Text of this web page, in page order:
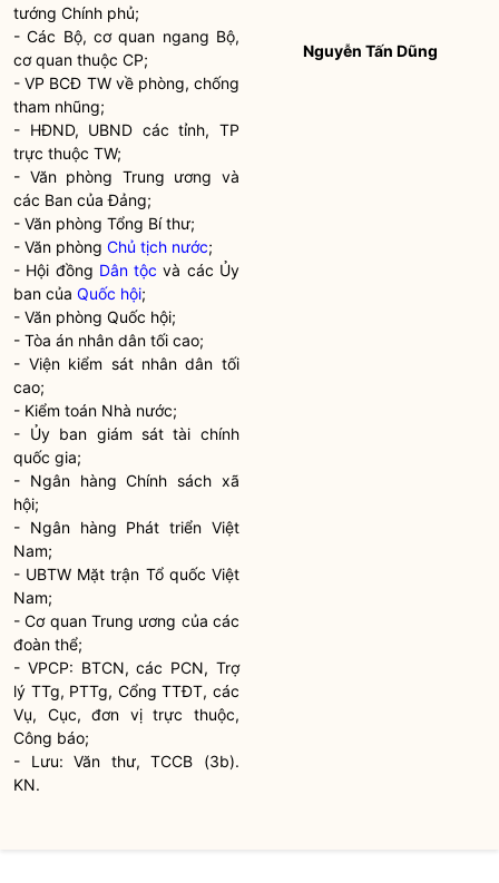
tướng Chính phủ;
- Các Bộ, cơ quan ngang Bộ,
cơ quan thuộc CP;
- VP BCĐ TW về phòng, chống
tham nhũng;
- HĐND, UBND các tỉnh, TP
trực thuộc TW;
- Văn phòng Trung ương và
các Ban của Đảng;
- Văn phòng Tổng Bí thư;
- Văn phòngChủ tịch nước;
- Hội đồng Dân tộc và các Ủy
ban củaQuốc hội;
- Văn phòngQuốc hội;
- Tòa án nhân dân tối cao;
- Viện kiểm sát nhân dân tối
cao;
- Kiểm toán Nhà nước;
- Ủy ban giám sát tài chính
quốc gia;
- Ngân hàng Chính sách xã
hội;
- Ngân hàng Phát triển Việt
Nam;
- UBTW Mặt trận Tổ quốc Việt
Nam;
- Cơ quan Trung ương của các
đoàn thể;
- VPCP: BTCN, các PCN, Trợ
lý TTg, PTTg, Cổng TTĐT, các
Vụ, Cục, đơn vị trực thuộc,
Công báo;
- Lưu: Văn thư, TCCB (3b).
KN.
Nguyễn Tấn Dũng